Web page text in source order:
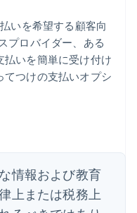
いを希望する顧客向
プロバイダー、ある
払いを簡単に受け付け
てつけの支払いオプシ
情報および教育
上または税務上